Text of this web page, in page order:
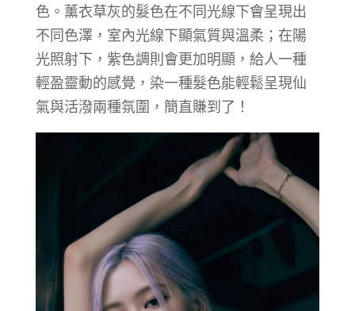
色。薰衣草灰的髮色在不同光線下會呈現出
不同色澤，室內光線下顯氣質與溫柔；在陽
光照射下，紫色調則會更加明顯，給人一種
輕盈靈動的感覺，染一種髮色能輕鬆呈現仙
氣與活潑兩種氛圍，簡直賺到了！